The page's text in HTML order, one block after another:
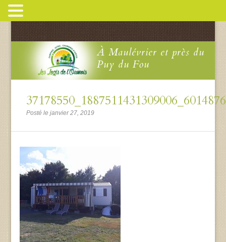
À Maulévrier et près du
Puy du Fou
Posté le janvier 27, 2019